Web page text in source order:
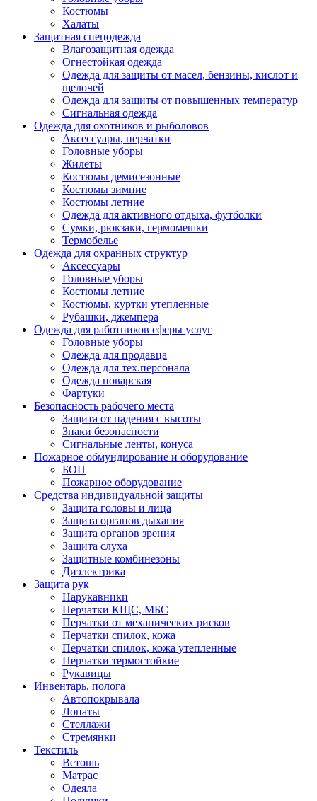
Костюмы
Халаты
Защитная спецодежда
Влагозащитная одежда
Огнестойкая одежда
Одежда для защиты от масел, бензины, кислот и
щелочей
Одежда для защиты от повышенных температур
Сигнальная одежда
Одежда для охотников и рыболовов
Аксессуары, перчатки
Головные уборы
Жилеты
Костюмы демисезонные
Костюмы зимние
Костюмы летние
Одежда для активного отдыха, футболки
Сумки, рюкзаки, гермомешки
Термобелье
Одежда для охранных структур
Аксессуары
Головные уборы
Костюмы летние
Костюмы, куртки утепленные
Рубашки, джемпера
Одежда для работников сферы услуг
Головные уборы
Одежда для продавца
Одежда для тех.персонала
Одежда поварская
Фартуки
Безопасность рабочего места
Защита от падения с высоты
Знаки безопасности
Сигнальные ленты, конуса
Пожарное обмундирование и оборудование
БОП
Пожарное оборудование
Средства индивидуальной защиты
Защита головы и лица
Защита органов дыхания
Защита органов зрения
Защита слуха
Защитные комбинезоны
Диэлектрика
Защита рук
Нарукавники
Перчатки КЩС, МБС
Перчатки от механических рисков
Перчатки спилок, кожа
Перчатки спилок, кожа утепленные
Перчатки термостойкие
Рукавицы
Инвентарь, полога
Автопокрывала
Лопаты
Стеллажи
Стремянки
Текстиль
Ветошь
Матрас
Одеяла